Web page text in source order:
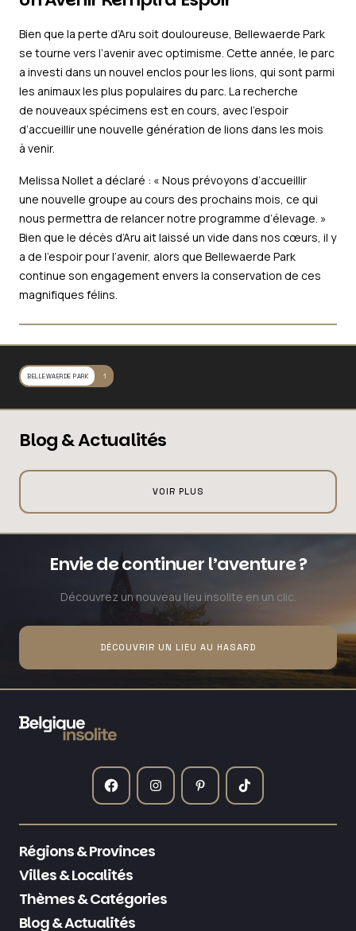
Bien que la perte d’Aru soit douloureuse, Bellewaerde Park
se tourne vers l’avenir avec optimisme. Cette année, le parc
a investi dans un nouvel enclos pour les lions, qui sont parmi
les animaux les plus populaires du parc. La recherche
de nouveaux spécimens est en cours, avec l’espoir
d’accueillir une nouvelle génération de lions dans les mois
à venir.
Melissa Nollet a déclaré : « Nous prévoyons d’accueillir
une nouvelle groupe au cours des prochains mois, ce qui
nous permettra de relancer notre programme d’élevage. »
Bien que le décès d’Aru ait laissé un vide dans nos cœurs, il y
a de l’espoir pour l’avenir, alors que Bellewaerde Park
continue son engagement envers la conservation de ces
magnifiques félins.
BELLEWAERDE PARK 1
Blog & Actualités
VOIR PLUS
Envie de continuer l’aventure ?
Découvrez un nouveau lieu insolite en un clic.
DÉCOUVRIR UN LIEU AU HASARD
Régions & Provinces
Villes & Localités
Thèmes & Catégories
Blog & Actualités